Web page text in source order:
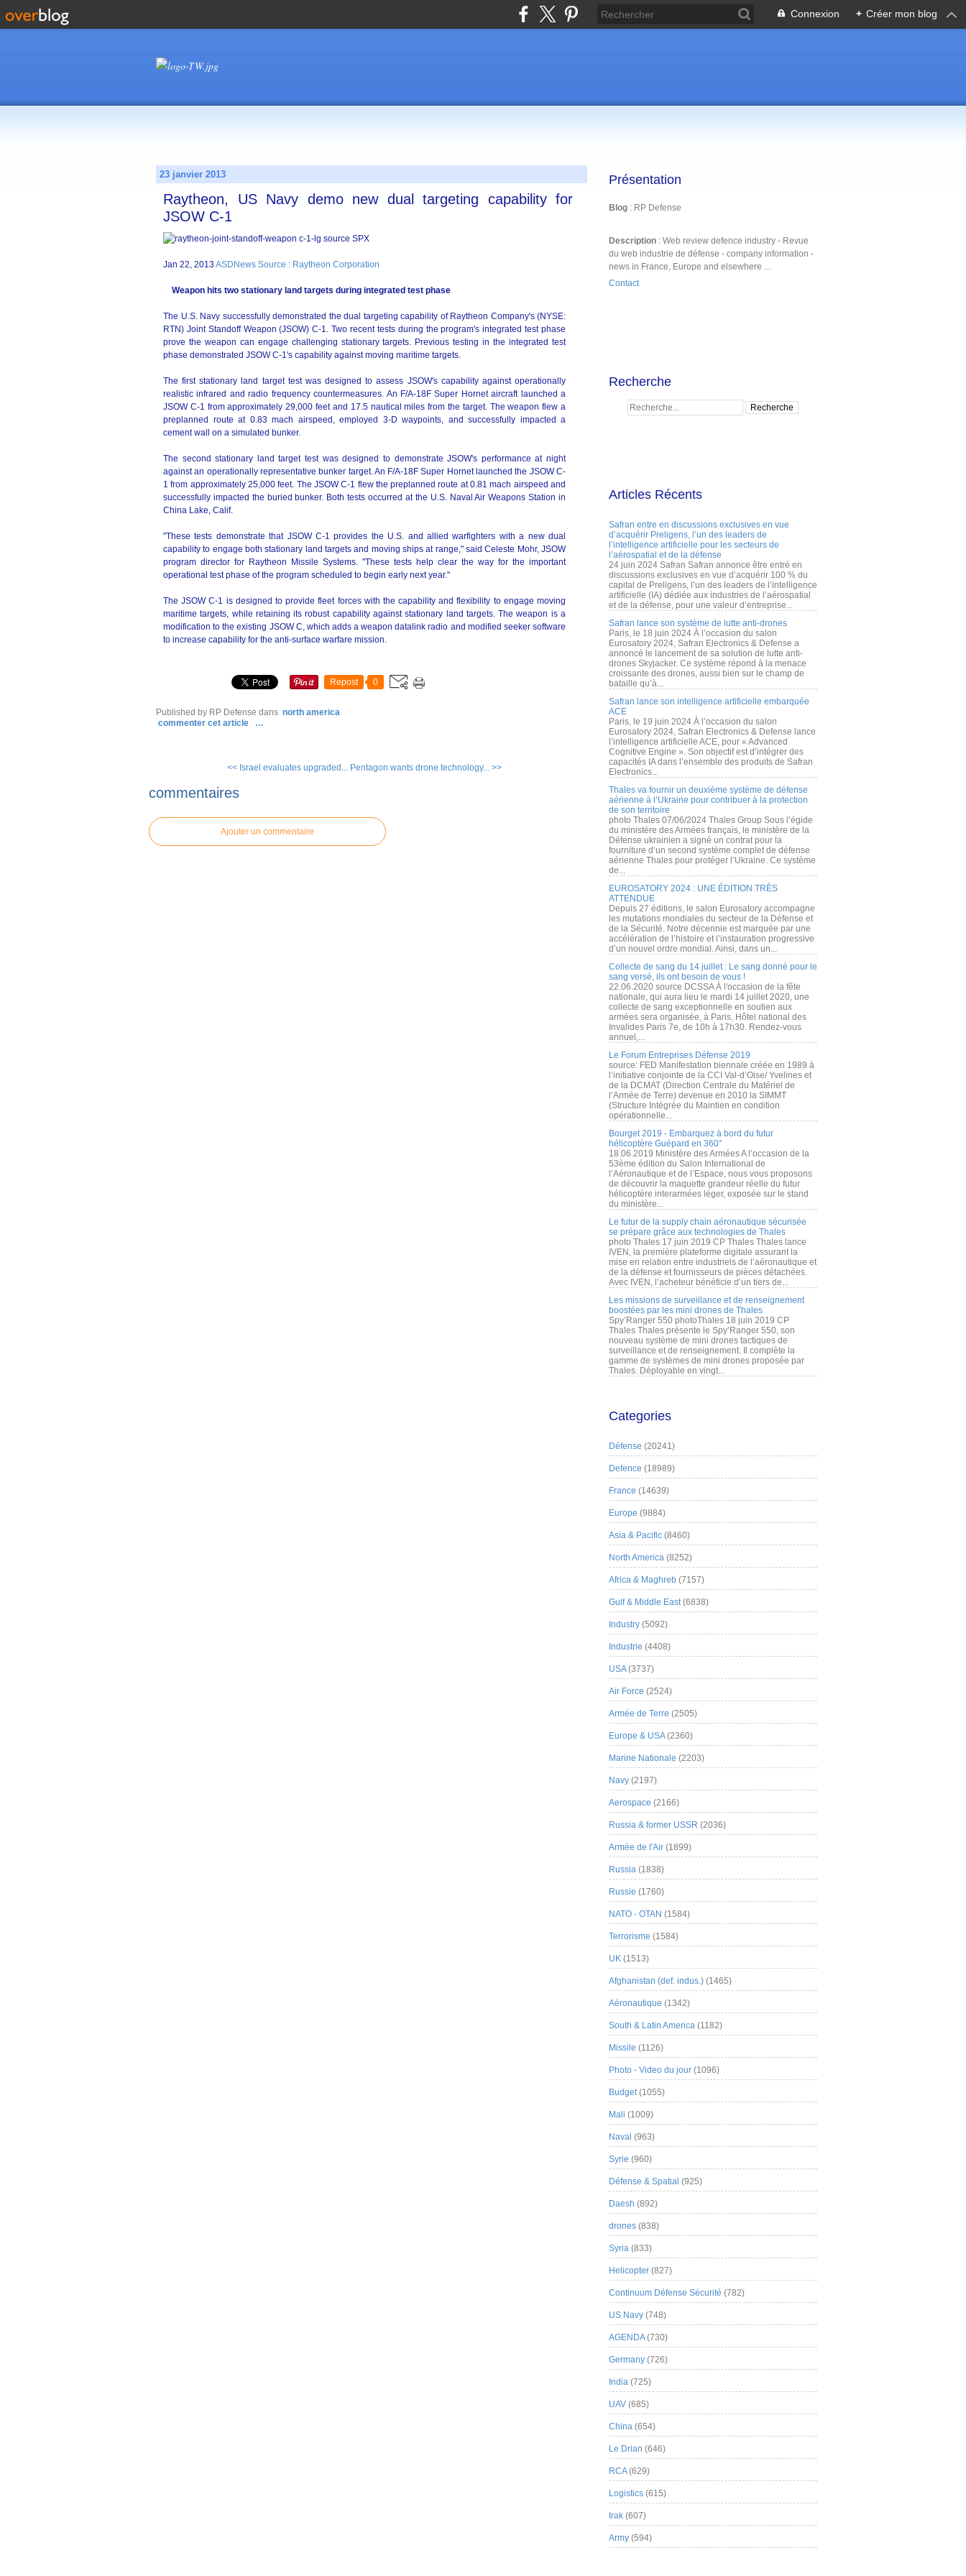
Connexion + Créer mon blog
23 janvier 2013
Raytheon, US Navy demo new dual targeting capability for
JSOW C-1
Jan 22, 2013 ASDNews Source : Raytheon Corporation
Weapon hits two stationary land targets during integrated test phase
The U.S. Navy successfully demonstrated the dual targeting capability of Raytheon Company's (NYSE:
RTN) Joint Standoff Weapon (JSOW) C-1. Two recent tests during the program's integrated test phase
prove the weapon can engage challenging stationary targets. Previous testing in the integrated test
phase demonstrated JSOW C-1's capability against moving maritime targets.
The first stationary land target test was designed to assess JSOW's capability against operationally
realistic infrared and radio frequency countermeasures. An F/A-18F Super Hornet aircraft launched a
JSOW C-1 from approximately 29,000 feet and 17.5 nautical miles from the target. The weapon flew a
preplanned route at 0.83 mach airspeed, employed 3-D waypoints, and successfully impacted a
cement wall on a simulated bunker.
The second stationary land target test was designed to demonstrate JSOW's performance at night
against an operationally representative bunker target. An F/A-18F Super Hornet launched the JSOW C-
1 from approximately 25,000 feet. The JSOW C-1 flew the preplanned route at 0.81 mach airspeed and
successfully impacted the buried bunker. Both tests occurred at the U.S. Naval Air Weapons Station in
China Lake, Calif.
"These tests demonstrate that JSOW C-1 provides the U.S. and allied warfighters with a new dual
capability to engage both stationary land targets and moving ships at range," said Celeste Mohr, JSOW
program director for Raytheon Missile Systems. "These tests help clear the way for the important
operational test phase of the program scheduled to begin early next year."
The JSOW C-1 is designed to provide fleet forces with the capability and flexibility to engage moving
maritime targets, while retaining its robust capability against stationary land targets. The weapon is a
modification to the existing JSOW C, which adds a weapon datalink radio and modified seeker software
to increase capability for the anti-surface warfare mission.
Repost 0
Published by RP Defense dans north america
commenter cet article
…
<< Israel evaluates upgraded... Pentagon wants drone technology... >>
commentaires
Ajouter un commentaire
Présentation
Blog : RP Defense
Description : Web review defence industry - Revue
du web industrie de défense - company information -
news in France, Europe and elsewhere ...
Contact
Recherche
Articles Récents
Safran entre en discussions exclusives en vue
d’acquérir Preligens, l’un des leaders de
l’intelligence artificielle pour les secteurs de
l’aérospatial et de la défense
24 juin 2024 Safran Safran annonce être entré en
discussions exclusives en vue d’acquérir 100 % du
capital de Preligens, l’un des leaders de l’intelligence
artificielle (IA) dédiée aux industries de l’aérospatial
et de la défense, pour une valeur d’entreprise...
Safran lance son système de lutte anti-drones
Paris, le 18 juin 2024 À l’occasion du salon
Eurosatory 2024, Safran Electronics & Defense a
annoncé le lancement de sa solution de lutte anti-
drones Skyjacker. Ce système répond à la menace
croissante des drones, aussi bien sur le champ de
bataille qu’à...
Safran lance son intelligence artificielle embarquée
ACE
Paris, le 19 juin 2024 À l’occasion du salon
Eurosatory 2024, Safran Electronics & Defense lance
l’intelligence artificielle ACE, pour « Advanced
Cognitive Engine ». Son objectif est d’intégrer des
capacités IA dans l’ensemble des produits de Safran
Electronics...
Thales va fournir un deuxième système de défense
aérienne à l’Ukraine pour contribuer à la protection
de son territoire
photo Thales 07/06/2024 Thales Group Sous l’égide
du ministère des Armées français, le ministère de la
Défense ukrainien a signé un contrat pour la
fourniture d’un second système complet de défense
aérienne Thales pour protéger l’Ukraine. Ce système
de...
EUROSATORY 2024 : UNE ÉDITION TRÈS
ATTENDUE
Depuis 27 éditions, le salon Eurosatory accompagne
les mutations mondiales du secteur de la Défense et
de la Sécurité. Notre décennie est marquée par une
accélération de l’histoire et l’instauration progressive
d’un nouvel ordre mondial. Ainsi, dans un...
Collecte de sang du 14 juillet : Le sang donné pour le
sang versé, ils ont besoin de vous !
22.06.2020 source DCSSA À l'occasion de la fête
nationale, qui aura lieu le mardi 14 juillet 2020, une
collecte de sang exceptionnelle en soutien aux
armées sera organisée, à Paris, Hôtel national des
Invalides Paris 7e, de 10h à 17h30. Rendez-vous
annuel,...
Le Forum Entreprises Défense 2019
source: FED Manifestation biennale créée en 1989 à
l’initiative conjointe de la CCI Val-d’Oise/ Yvelines et
de la DCMAT (Direction Centrale du Matériel de
l’Armée de Terre) devenue en 2010 la SIMMT
(Structure Intégrée du Maintien en condition
opérationnelle...
Bourget 2019 - Embarquez à bord du futur
hélicoptère Guépard en 360°
18.06.2019 Ministère des Armées A l’occasion de la
53ème édition du Salon International de
l’Aéronautique et de l’Espace, nous vous proposons
de découvrir la maquette grandeur réelle du futur
hélicoptère interarmées léger, exposée sur le stand
du ministère...
Le futur de la supply chain aéronautique sécurisée
se prépare grâce aux technologies de Thales
photo Thales 17 juin 2019 CP Thales Thales lance
IVEN, la première plateforme digitale assurant la
mise en relation entre industriels de l’aéronautique et
de la défense et fournisseurs de pièces détachées.
Avec IVEN, l’acheteur bénéficie d’un tiers de...
Les missions de surveillance et de renseignement
boostées par les mini drones de Thales
Spy’Ranger 550 photoThales 18 juin 2019 CP
Thales Thales présente le Spy’Ranger 550, son
nouveau système de mini drones tactiques de
surveillance et de renseignement. Il complète la
gamme de systèmes de mini drones proposée par
Thales. Déployable en vingt...
Categories
Défense (20241)
Defence (18989)
France (14639)
Europe (9884)
Asia & Pacific (8460)
North America (8252)
Africa & Maghreb (7157)
Gulf & Middle East(6838)
Industry (5092)
Industrie (4408)
USA(3737)
Air Force (2524)
Armée de Terre (2505)
Europe & USA(2360)
Marine Nationale (2203)
Navy (2197)
Aerospace (2166)
Russia & former USSR (2036)
Armée de l'Air (1899)
Russia (1838)
Russie (1760)
NATO - OTAN (1584)
Terrorisme (1584)
UK (1513)
Afghanistan (def. indus.) (1465)
Aéronautique (1342)
South & Latin America (1182)
Missile (1126)
Photo - Video du jour (1096)
Budget(1055)
Mali (1009)
Naval (963)
Syrie (960)
Défense & Spatial (925)
Daesh (892)
drones (838)
Syria (833)
Helicopter (827)
Continuum Défense Sécurité (782)
US Navy (748)
AGENDA(730)
Germany (726)
India (725)
UAV (685)
China (654)
Le Drian (646)
RCA(629)
Logistics (615)
Irak (607)
Army (594)